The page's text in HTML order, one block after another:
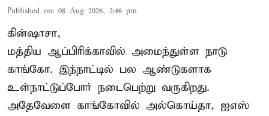
Published on: 08 Aug 2026, 2:46 pm
கின்ஷாசா,
மத்திய ஆப்பிரிக்காவில் அமைந்துள்ள நாடு
காங்கோ. இந்நாட்டில் பல ஆண்டுகளாக
உள்நாட்டுப்போர் நடைபெற்று வருகிறது.
அதேவேளை காங்கோவில் அல்கொய்தா, ஐஎஸ்